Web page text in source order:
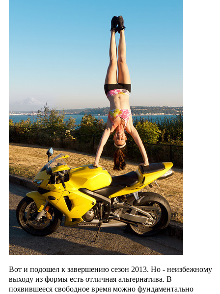
Вот и подошел к завершению сезон 2013. Но - неизбежному
выходу из формы есть отличная альтернатива. В
появившееся свободное время можно фундаментально